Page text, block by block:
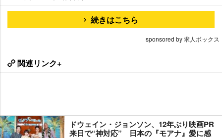
続きはこちら
sponsored by 求人ボックス
関連リンク+
ドウェイン・ジョンソン、12年ぶり映画PR
来日で“神対応” 日本の『モアナ』愛に感